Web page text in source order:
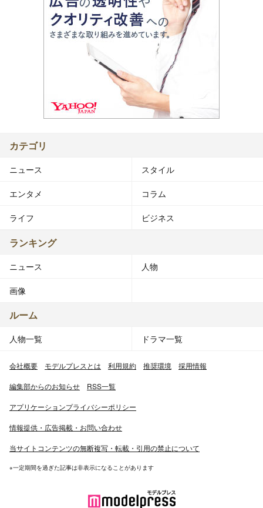
カテゴリ
ニュース スタイル
エンタメ コラム
ライフ ビジネス
ランキング
ニュース 人物
画像
ルーム
人物一覧 ドラマ一覧
会社概要 モデルプレスとは 利用規約 推奨環境 採用情報
編集部からのお知らせ RSS一覧
アプリケーションプライバシーポリシー
情報提供・広告掲載・お問い合わせ
当サイトコンテンツの無断複写・転載・引用の禁止について
※一定期間を過ぎた記事は非表示になることがあります